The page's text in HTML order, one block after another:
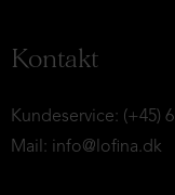
Kontakt
Kundeservice: (+45)
Mail: info@lofina.dk